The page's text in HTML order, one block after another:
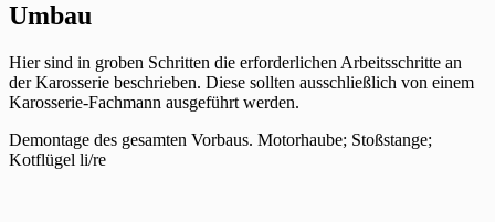
Umbau
Hier sind in groben Schritten die erforderlichen Arbeitsschritte an
der Karosserie beschrieben. Diese sollten ausschließlich von einem
Karosserie-Fachmann ausgeführt werden.
Demontage des gesamten Vorbaus. Motorhaube; Stoßstange;
Kotflügel li/re